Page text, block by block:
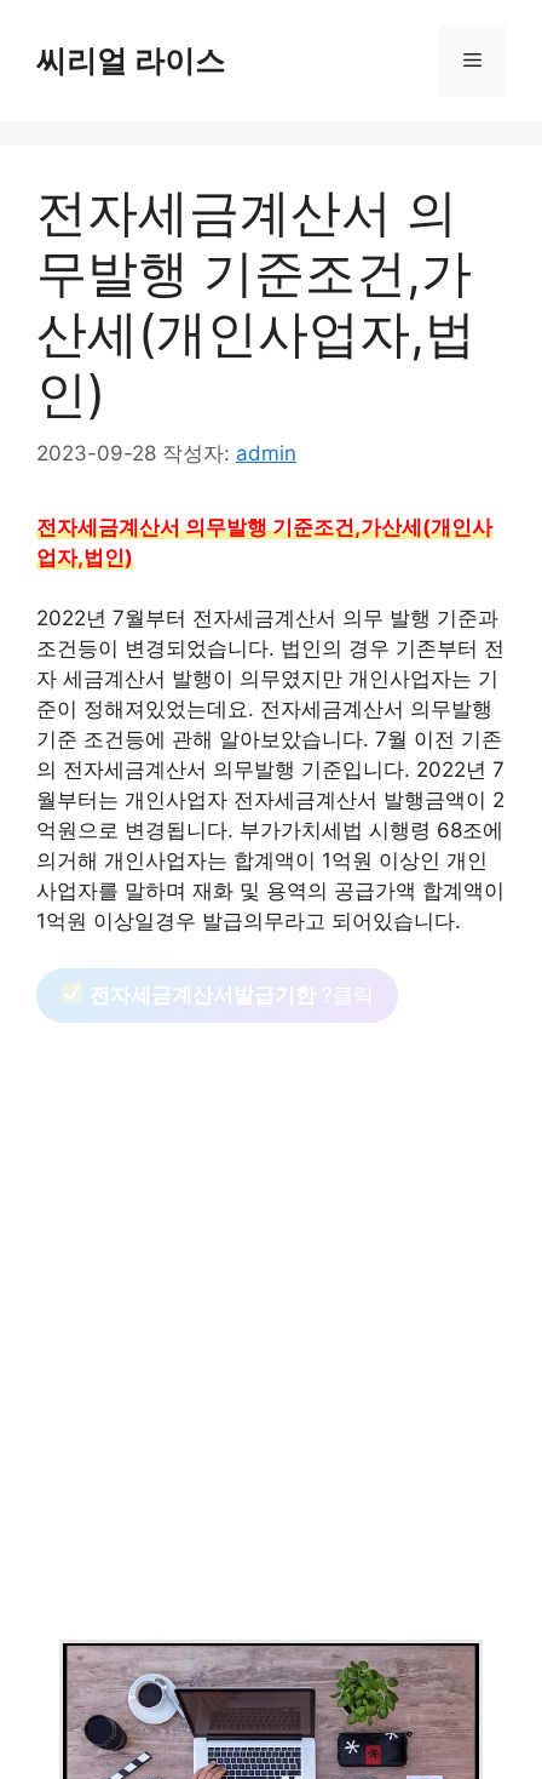
씨리얼 라이스 메
전자세금계산서 의
무발행 기준조건,가
산세(개인사업자,법
인)
2023-09-28 작성자: admin
전자세금계산서 의무발행 기준조건,가산세(개인사
업자,법인)
2022년 7월부터 전자세금계산서 의무 발행 기준과
조건등이 변경되었습니다. 법인의 경우 기존부터 전
자 세금계산서 발행이 의무였지만 개인사업자는 기
준이 정해져있었는데요. 전자세금계산서 의무발행
기준 조건등에 관해 알아보았습니다. 7월 이전 기존
의 전자세금계산서 의무발행 기준입니다. 2022년 7
월부터는 개인사업자 전자세금계산서 발행금액이 2
억원으로 변경됩니다. 부가가치세법 시행령 68조에
의거해 개인사업자는 합계액이 1억원 이상인 개인
사업자를 말하며 재화 및 용역의 공급가액 합계액이
1억원 이상일경우 발급의무라고 되어있습니다.
전자세금계산서발급기한 ?클릭